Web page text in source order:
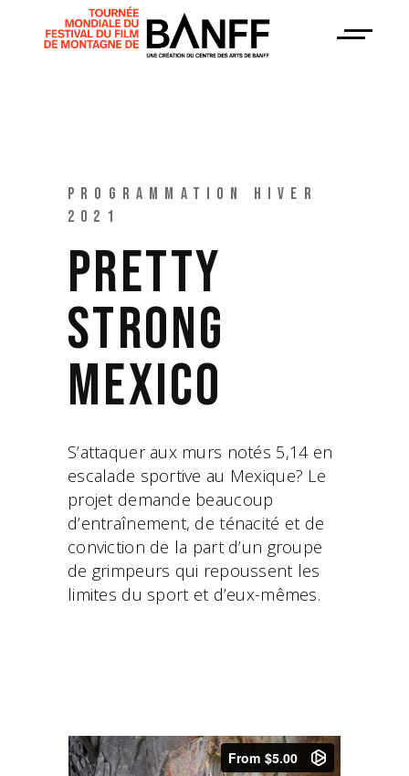
PROGRAMMATION HIVER
2021
PRETTY
STRONG
MEXICO
S’attaquer aux murs notés 5,14 en
escalade sportive au Mexique? Le
projet demande beaucoup
d’entraînement, de ténacité et de
conviction de la part d’un groupe
de grimpeurs qui repoussent les
limites du sport et d’eux-mêmes.